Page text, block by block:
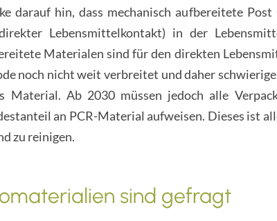
darauf hin, dass mechanisch aufbereitete
Lebensmittelkontakt) in der
Materialen sind für den direkten
noch nicht weit verbreitet und daher
Material. Ab 2030 müssen jedoch alle
an PCR-Material aufweisen. Dieses ist
zu reinigen.
sind gefragt